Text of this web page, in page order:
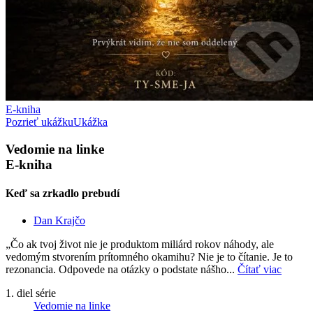
E-kniha
Pozrieť ukážkuUkážka
Vedomie na linke
E-kniha
Keď sa zrkadlo prebudí
Dan Krajčo
„Čo ak tvoj život nie je produktom miliárd rokov náhody, ale
vedomým stvorením prítomného okamihu? Nie je to čítanie. Je to
rezonancia. Odpovede na otázky o podstate nášho... Čítať viac
1. diel série
Vedomie na linke